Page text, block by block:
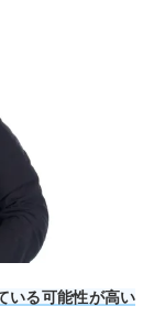
いる可能性が高い